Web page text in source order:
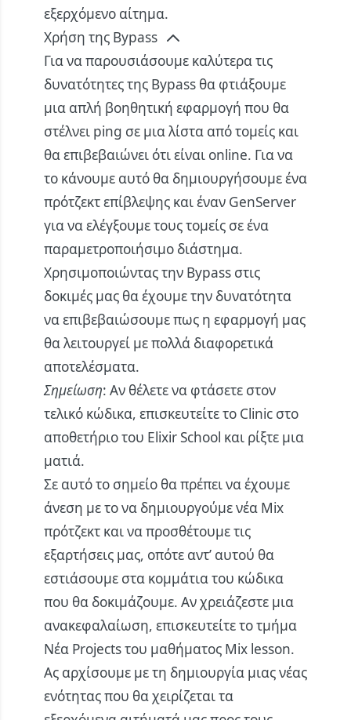
εξερχόμενο αίτημα.
Χρήση της Bypass
Για να παρουσιάσουμε καλύτερα τις
δυνατότητες της Bypass θα φτιάξουμε
μια απλή βοηθητική εφαρμογή που θα
στέλνει ping σε μια λίστα από τομείς και
θα επιβεβαιώνει ότι είναι online. Για να
το κάνουμε αυτό θα δημιουργήσουμε ένα
πρότζεκτ επίβλεψης και έναν GenServer
για να ελέγξουμε τους τομείς σε ένα
παραμετροποιήσιμο διάστημα.
Χρησιμοποιώντας την Bypass στις
δοκιμές μας θα έχουμε την δυνατότητα
να επιβεβαιώσουμε πως η εφαρμογή μας
θα λειτουργεί με πολλά διαφορετικά
αποτελέσματα.
Σημείωση: Αν θέλετε να φτάσετε στον
τελικό κώδικα, επισκευτείτε το Clinic στο
αποθετήριο του Elixir School και ρίξτε μια
ματιά.
Σε αυτό το σημείο θα πρέπει να έχουμε
άνεση με το να δημιουργούμε νέα Mix
πρότζεκτ και να προσθέτουμε τις
εξαρτήσεις μας, οπότε αντ’ αυτού θα
εστιάσουμε στα κομμάτια του κώδικα
που θα δοκιμάζουμε. Αν χρειάζεστε μια
ανακεφαλαίωση, επισκευτείτε το τμήμα
Νέα Projectsτου μαθήματος Mix lesson.
Ας αρχίσουμε με τη δημιουργία μιας νέας
ενότητας που θα χειρίζεται τα